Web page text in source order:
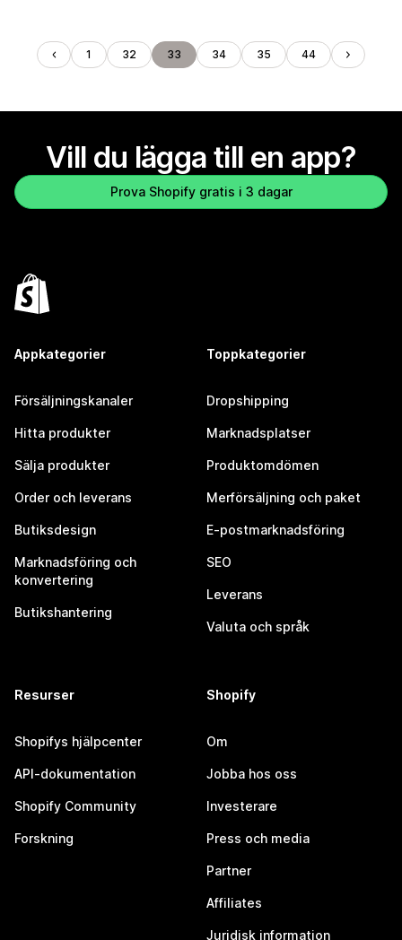
1 32 33 34 35 44
Vill du lägga till en app?
Prova Shopify gratis i 3 dagar
Appkategorier
Försäljningskanaler
Hitta produkter
Sälja produkter
Order och leverans
Butiksdesign
Marknadsföring och
konvertering
Butikshantering
Toppkategorier
Dropshipping
Marknadsplatser
Produktomdömen
Merförsäljning och paket
E-postmarknadsföring
SEO
Leverans
Valuta och språk
Resurser
Shopifys hjälpcenter
API-dokumentation
Shopify Community
Forskning
Shopify
Om
Jobba hos oss
Investerare
Press och media
Partner
Affiliates
Juridisk information